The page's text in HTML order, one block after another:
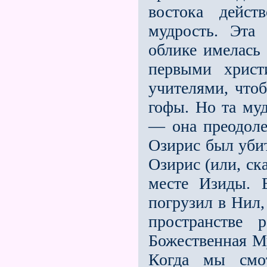
востока
мудрость. Эта
облике
первыми
учителями,
гофы. Но та
— она
Озирис был
Озирис (или,
месте Изиды.
погрузил в
пространстве
Божественная
Когда мы